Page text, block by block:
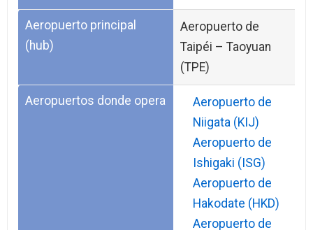
Aeropuerto principal
(hub)
Aeropuerto de
Taipéi – Taoyuan
(TPE)
Aeropuertos donde opera
Aeropuerto de
Niigata (KIJ)
Aeropuerto de
Ishigaki (ISG)
Aeropuerto de
Hakodate (HKD)
Aeropuerto de